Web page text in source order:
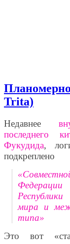
Trita)
Недавнее
последнего
Фукудида,
подкреплено
мира и
типа»
Это вот